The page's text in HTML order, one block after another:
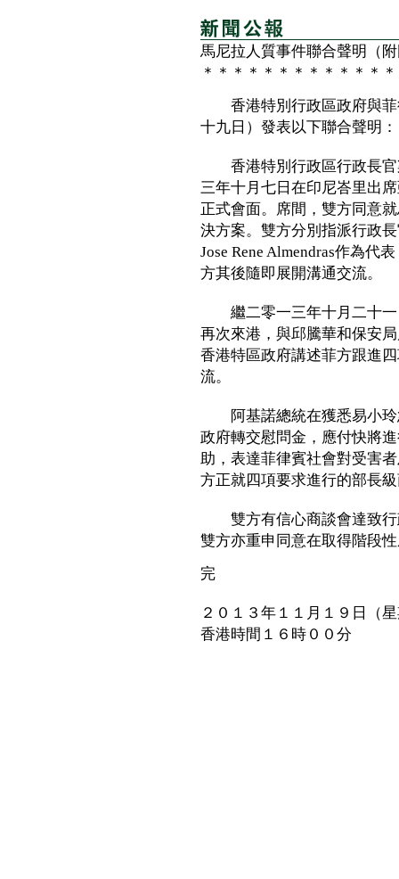
馬尼拉人質事件聯合聲明（
＊＊＊＊＊＊＊＊＊＊＊＊
香港特別行政區政府與菲
十九日）發表以下聯合聲明：
香港特別行政區行政長官
三年十月七日在印尼峇里出
正式會面。席間，雙方同意
決方案。雙方分別指派行政
Jose Rene Almendras作為代
方其後隨即展開溝通交流。
繼二零一三年十月二十一
再次來港，與邱騰華和保安
香港特區政府講述菲方跟進
流。
阿基諾總統在獲悉易小玲
政府轉交慰問金，應付快將
助，表達菲律賓社會對受害
方正就四項要求進行的部長
雙方有信心商談會達致行
雙方亦重申同意在取得階段
完
２０１３年１１月１９日（
香港時間１６時００分